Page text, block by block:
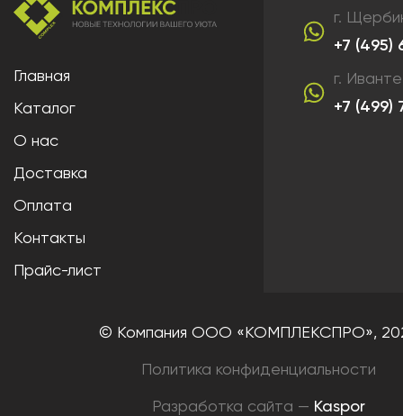
Главная
Каталог
О нас
Доставка
Оплата
Контакты
Прайс-лист
г.
+7 (495)
г.
+7 (499)
© Компания ООО «КОМПЛЕКСПРО»,
Политика конфиденциальности
Разработка сайта — Kaspor